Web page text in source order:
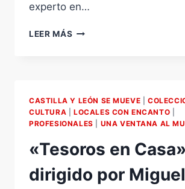
experto en…
LEER MÁS «TESOROS
COLECCIONISMO
DE
7
DE
RTVCYL
CONTIÚA
CASTILLA Y LEÓN SE MUEVE |
CULTURA
LOCALES CON ENCANTO
PROFESIONALES
UNA VENTANA AL
«Tesoros en Casa»
dirigido por Miguel